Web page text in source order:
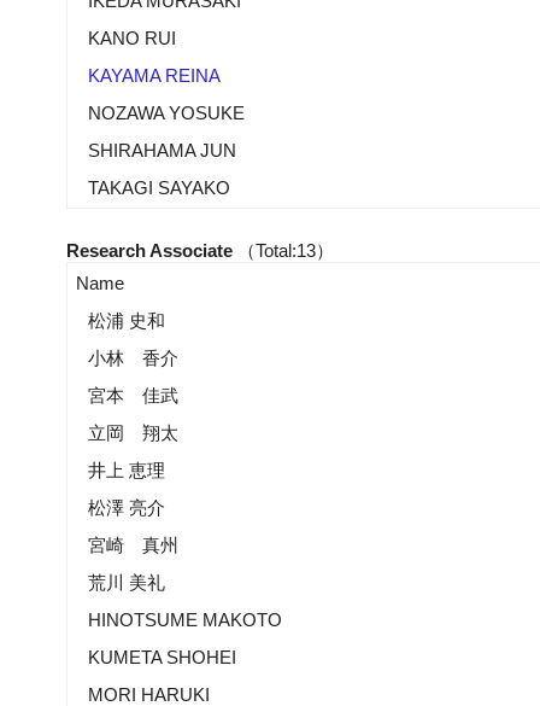
KANO RUI
KAYAMA REINA
NOZAWA YOSUKE
SHIRAHAMA JUN
TAKAGI SAYAKO
Research Associate
（Total:13）
Name
松浦 史和
小林 香介
宮本 佳武
立岡 翔太
井上 恵理
松澤 亮介
宮崎 真州
荒川 美礼
HINOTSUME MAKOTO
KUMETA SHOHEI
MORI HARUKI